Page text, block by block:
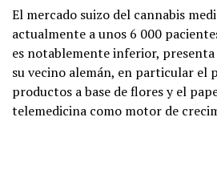
El mercado suizo del cannabis
actualmente a unos 6 000
es notablemente inferior,
su vecino alemán, en particular el
productos a base de flores y el
telemedicina como motor de